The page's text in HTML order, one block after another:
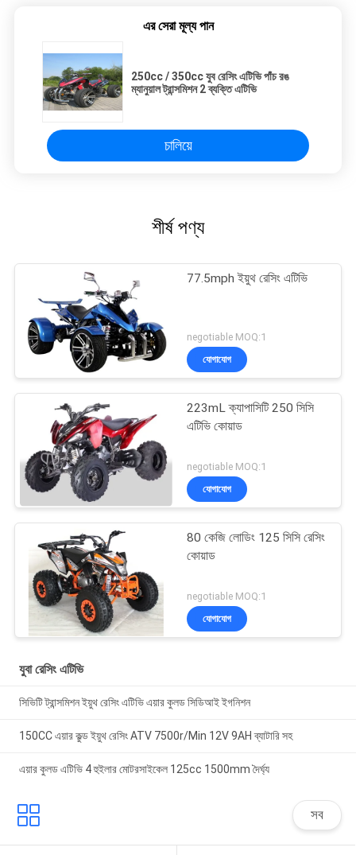
এর সেরা মূল্য পান
250cc / 350cc যুব রেসিং এটিভি পাঁচ রঙ
ম্যানুয়াল ট্রান্সমিশন 2 ব্যক্তি এটিভি
চালিয়ে
শীর্ষ পণ্য
77.5mph ইয়ুথ রেসিং এটিভি
negotiable MOQ:1
যোগাযোগ
223mL ক্যাপাসিটি 250 সিসি
এটিভি কোয়াড
negotiable MOQ:1
যোগাযোগ
80 কেজি লোডিং 125 সিসি রেসিং
কোয়াড
negotiable MOQ:1
যোগাযোগ
যুবা রেসিং এটিভি
সিভিটি ট্রান্সমিশন ইয়ুথ রেসিং এটিভি এয়ার কুলড সিডিআই ইগনিশন
150CC এয়ার কুল্ড ইয়ুথ রেসিং ATV 7500r/Min 12V 9AH ব্যাটারি সহ
এয়ার কুলড এটিভি 4 হুইলার মোটরসাইকেল 125cc 1500mm দৈর্ঘ্য
সব